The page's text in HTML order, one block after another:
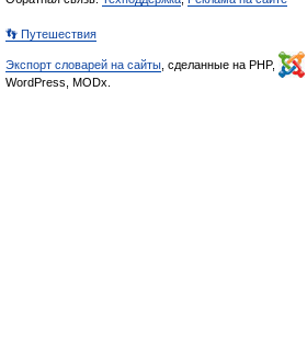
👣 Путешествия
Экспорт словарей на сайты , сделанные на PHP,
WordPress, MODx.